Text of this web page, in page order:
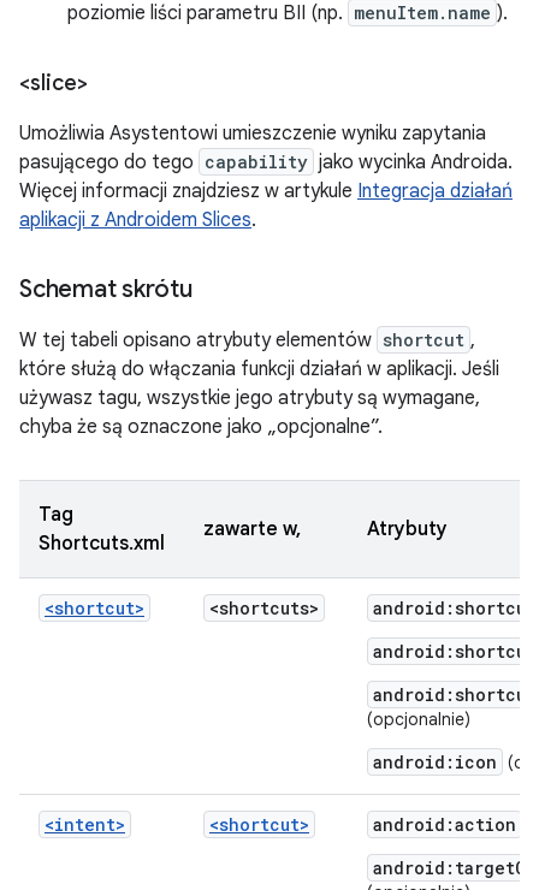
poziomie liści parametru BII (np. menuItem.name ).
<slice>
Umożliwia Asystentowi umieszczenie wyniku zapytania
pasującego do tego capability jako wycinka Androida.
Więcej informacji znajdziesz w artykule Integracja działań
aplikacji z Androidem Slices.
Schemat skrótu
W tej tabeli opisano atrybuty elementów shortcut ,
które służą do włączania funkcji działań w aplikacji. Jeśli
używasz tagu, wszystkie jego atrybuty są wymagane,
chyba że są oznaczone jako „opcjonalne”.
Tag
Shortcuts.xml
zawarte w, Atrybuty
<shortcut> <shortcuts>
(opcjonalnie)
android:icon
<intent> <shortcut>
android:action